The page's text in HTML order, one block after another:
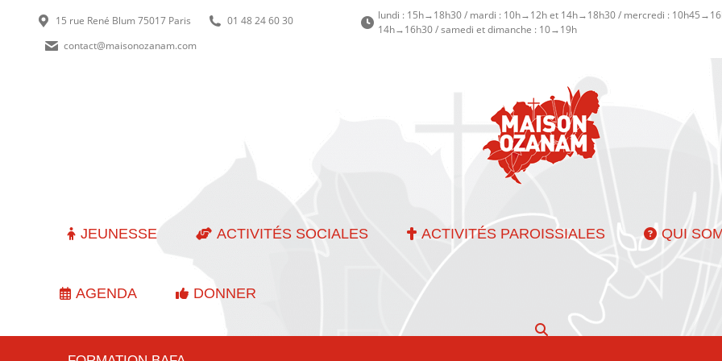
15 rue René Blum 75017 Paris
01 48 24 60 30
contact@maisonozanam.com
lundi : 15h→18h30 / mardi : 10h→12h et 14h→18h30 / mercredi :
14h→16h30 / samedi et dimanche : 10→19h
JEUNESSE ACTIVITÉS SOCIALES ACTIVITÉS PAROISSIALES QUI
AGENDA DONNER
Recherche